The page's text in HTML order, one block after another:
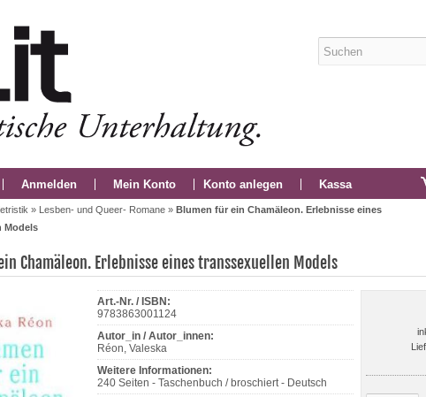
Anmelden Mein Konto Konto anlegen Kassa
» Lesben- und Queer- Romane » Blumen für ein Chamäleon. Erlebnisse eines
Models
Chamäleon. Erlebnisse eines transsexuellen Models
Art.-Nr. / ISBN:
9783863001124
Autor_in / Autor_innen:
Réon, Valeska
Weitere Informationen:
240 Seiten - Taschenbuch / broschiert - Deutsch